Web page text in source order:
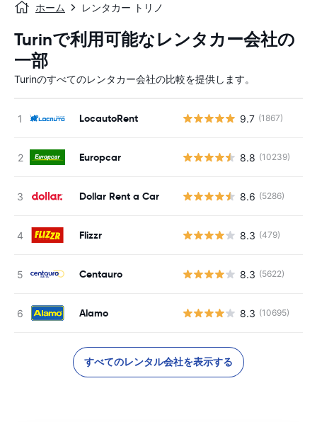
ホーム レンタカー トリノ
Turinで利用可能なレンタカー会社の
一部
Turinのすべてのレンタカー会社の比較を提供します。
LocautoRent 9.7 (1867)
Europcar 8.8 (10239)
Dollar Rent a Car 8.6 (5286)
Flizzr 8.3 (479)
Centauro 8.3 (5622)
Alamo 8.3 (10695)
すべてのレンタル会社を表示する